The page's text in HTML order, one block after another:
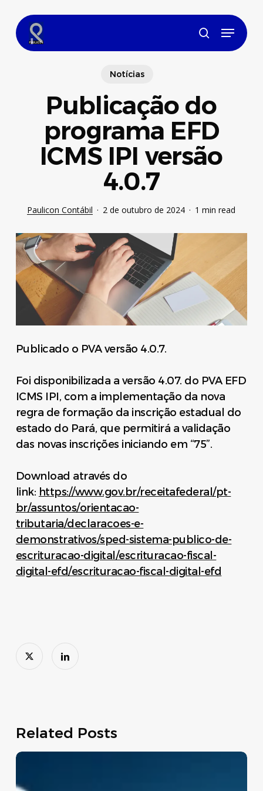
main
content
search
Menu
Notícias
Publicação do
programa EFD
ICMS IPI versão
4.0.7
Paulicon Contábil 2 de outubro de 2024 1 min read
Publicado o PVA versão 4.0.7.
Foi disponibilizada a versão 4.07. do PVA EFD
ICMS IPI, com a implementação da nova
regra de formação da inscrição estadual do
estado do Pará, que permitirá a validação
das novas inscrições iniciando em “75”.
Download através do
link: https://www.gov.br/receitafederal/pt-
br/assuntos/orientacao-
tributaria/declaracoes-e-
demonstrativos/sped-sistema-publico-de-
escrituracao-digital/escrituracao-fiscal-
digital-efd/escrituracao-fiscal-digital-efd
Related Posts
Move
linha